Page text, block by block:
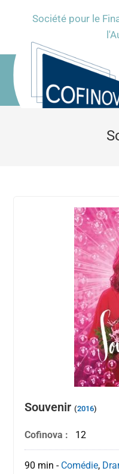
Société pour le
Souvenir(2016)
Cofinova : 12
90 min - Comédie,